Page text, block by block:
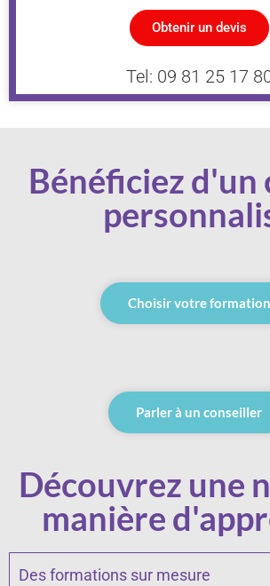
Obtenir un devis
Tel: 09 81 25 17
Bénéficiez d'un
Choisir votre formation
Parler à un conseiller
Découvrez une
manière
Des formations sur mesure